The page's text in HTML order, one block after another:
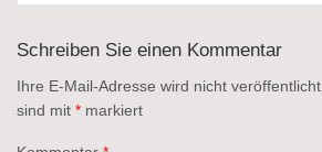
Schreiben Sie einen Kommentar
Ihre E-Mail-Adresse wird nicht veröffentlicht.
sind mit * markiert